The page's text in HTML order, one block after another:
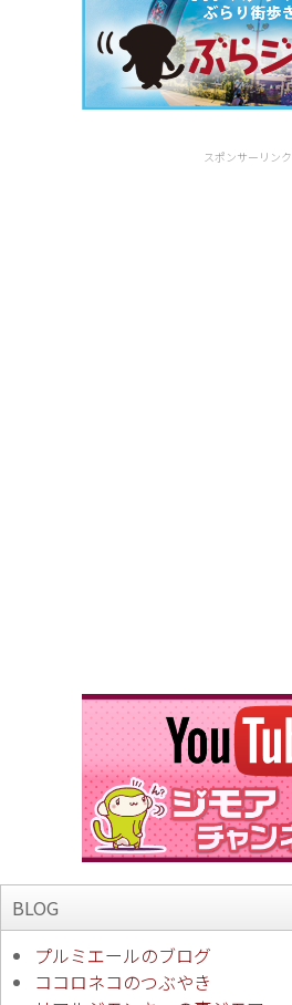
スポンサーリンク
BLOG
プルミエールのブログ
ココロネコのつぶやき